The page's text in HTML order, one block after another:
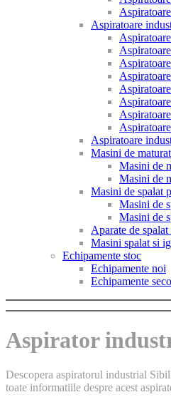
Aspiratoare
Aspiratoare
Masini de maturat
Masini de
Masini de
Masini de spalat
Masini de
Masini de
Aparate de
Masini spalat si
Echipamente stoc
Echipamente noi
Echipamente
Aspirator
Descopera aspiratorul industrial
toate informatiile despre acest